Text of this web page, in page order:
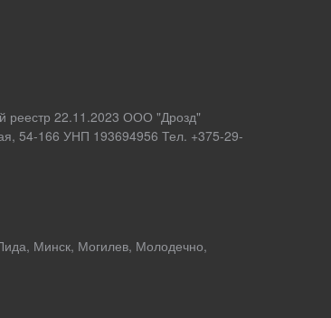
реестр 22.11.2023 ООО "Дрозд"
54-166 УНП 193694956 Тел. +375-29-
Минск, Могилев, Молодечно,